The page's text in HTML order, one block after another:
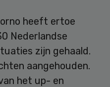
heeft ertoe
Nederlandse
zijn gehaald.
aangehouden.
het up- en